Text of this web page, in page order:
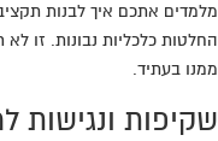
מלמדים אתכם איך לבנות
החלטות כלכליות נבונות. זו
ממנו בעתיד.
שקיפות ונגישות